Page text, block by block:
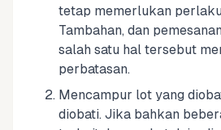
tetap memerlukan
Tambahan, dan
salah satu hal tersebut
perbatasan.
Mencampur lot yang
diobati. Jika bahkan